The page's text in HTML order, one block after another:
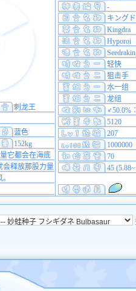
-
キング
Kingdra
Hyporoi
轻快
狙击手
水一组
龙组
5120
207
1000000
70
45
刺龙王
蓝色
152kg
它都会在海底
会释放那股力量